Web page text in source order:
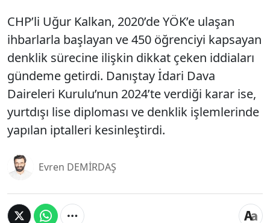
CHP’li Uğur Kalkan, 2020’de YÖK’e ulaşan
ihbarlarla başlayan ve 450 öğrenciyi kapsayan
denklik sürecine ilişkin dikkat çeken iddiaları
gündeme getirdi. Danıştay İdari Dava
Daireleri Kurulu’nun 2024’te verdiği karar ise,
yurtdışı lise diploması ve denklik işlemlerinde
yapılan iptalleri kesinleştirdi.
Evren DEMİRDAŞ